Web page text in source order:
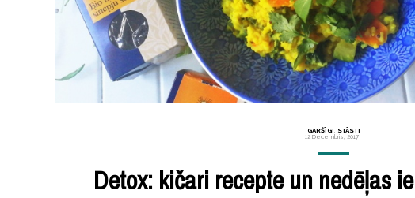
GARŠĪGI STĀSTI
12 Decembris, 2017
Detox: kičari recepte un nedēļas